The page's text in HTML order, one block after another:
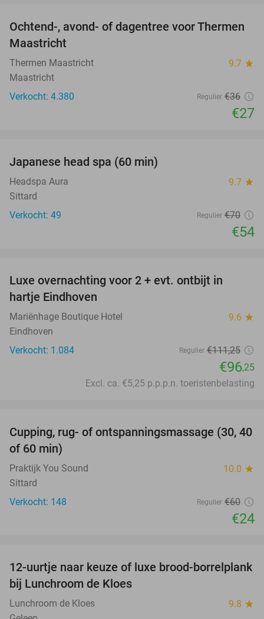
25%
Ochtend-, avond- of dagentree voor Thermen
Maastricht
Thermen Maastricht 9.7 star
Maastricht
Verkocht: 4.380
Regulier €36
€27
Japanese head spa (60 min)
Headspa Aura 9.7 star
Sittard
Verkocht: 49
Regulier €70
€54
Luxe overnachting voor 2 + evt. ontbijt in
hartje Eindhoven
Mariënhage Boutique Hotel 9.6 star
Eindhoven
Verkocht: 1.084
Regulier €111,25
€96,25
Excl. ca. €5,25 p.p.p.n. toeristenbelasting
60%
Cupping, rug- of ontspanningsmassage (30, 40
of 60 min)
Praktijk You Sound 10.0 star
Sittard
Verkocht: 148
Regulier €60
€24
21%
12-uurtje naar keuze of luxe brood-borrelplank
bij Lunchroom de Kloes
Lunchroom de Kloes 9.8 star